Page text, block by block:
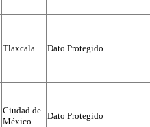
Tlaxcala Dato Protegido
Ciudad de
México
Dato Protegido